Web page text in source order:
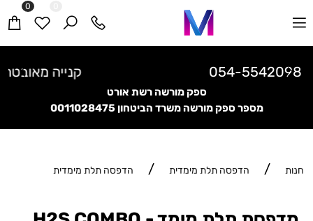
קנייה מאובטחת בתקן בינלאומי
ספק מורשה רשת אורט
מספר ספק מורשה משרד הביטחון0011028475
0
חנות / הדפסה תלת מימדית / הדפסה תלת מימדית